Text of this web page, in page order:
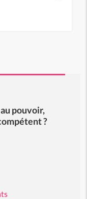
pouvoir,
?